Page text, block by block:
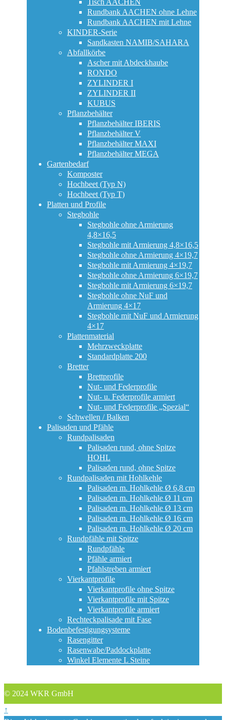
Rundbank AACHEN ohne Lehne
Rundbank AACHEN mit Lehne
KINDER-Serie
Sandkasten NAMIB/SAHARA
Abfallkörbe
Ascher mit Abdeckhaube
RONDO
ZYLINDER I
ZYLINDER II
KUBUS
Pflanzbehälter
Pflanzbehälter IBERIS
Pflanzbehälter V
Pflanzbehälter MAXI
Pflanzbehälter MEGA
Gartenbedarf
Komposter
Hochbeet (Typ N)
Hochbeet (Typ T)
Platten und Profile
Stegbohle
Stegbohle ohne Armierung
4,8×16,5
Stegbohle mit Armierung 4,8×16,5
Stegbohle ohne Armierung 4×19,7
Stegbohle mit Armierung 4×19,7
Stegbohle ohne Armierung 6×19,7
Stegbohle mit Armierung 6×19,7
Stegbohle ohne NuF und
Armierung 4×17
Stegbohle mit NuF und Armierung
4×17
Plattenmaterial
Mehrzweckplatte
Standardplatte 200
Bretter
Brettprofile
Nut- und Federprofile
Nut- u. Federprofile armiert
Nut- und Federprofile „Spezial“
Schwellen / Balken
Palisaden und Pfähle
Rundpalisaden
Palisaden rund, ohne Spitze
HOHL
Palisaden rund, ohne Spitze
Rundpalisaden mit Hohlkehle
Palisaden m. Hohlkehle Ø 6,8 cm
Palisaden m. Hohlkehle Ø 11 cm
Palisaden m. Hohlkehle Ø 13 cm
Palisaden m. Hohlkehle Ø 16 cm
Palisaden m. Hohlkehle Ø 20 cm
Rundpfähle mit Spitze
Rundpfähle
Pfähle armiert
Pfahlstreben armiert
Vierkantprofile
Vierkantprofile ohne Spitze
Vierkantprofile mit Spitze
Vierkantprofile armiert
Rechteckpalisade mit Fase
Bodenbefestigungsysteme
Rasengitter
Rasenwabe/Paddockplatte
Winkel Elemente L Steine
© 2024 WKR GmbH
↑